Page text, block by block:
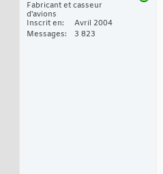
Fabricant et casseur
d'avions
Inscrit en
Avril 2004
Messages
3 823